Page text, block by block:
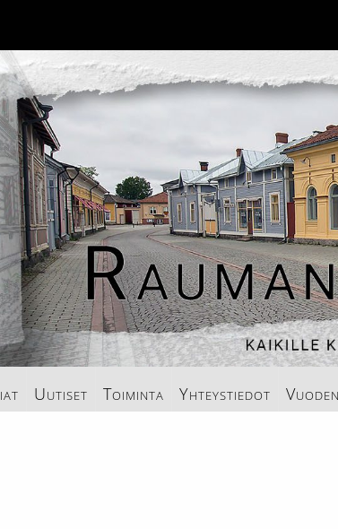
Uutiset Toiminta Yhteystiedot